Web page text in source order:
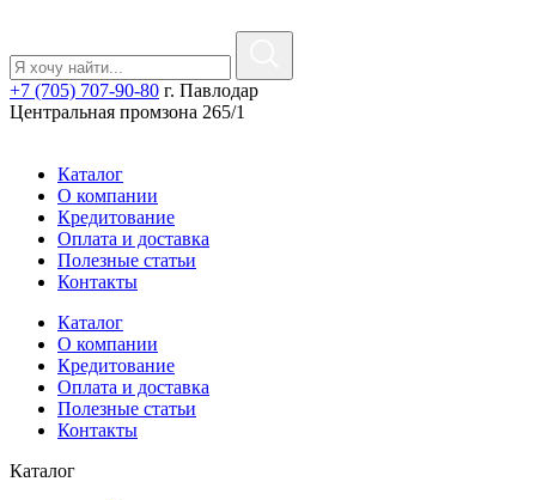
+7 (705) 707-90-80 г. Павлодар
Центральная промзона 265/1
Каталог
О компании
Кредитование
Оплата и доставка
Полезные статьи
Контакты
Каталог
О компании
Кредитование
Оплата и доставка
Полезные статьи
Контакты
Каталог